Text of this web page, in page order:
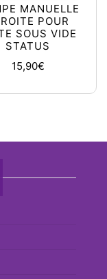
MANUELLE
POUR
SOUS VIDE
STATUS
15,90€